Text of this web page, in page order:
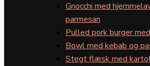
Gnocchi med
parmesan
Pulled pork burger
Bowl med kebab og
Stegt flæsk med